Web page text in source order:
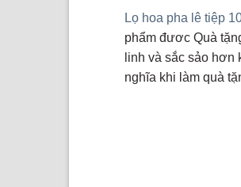
Lọ hoa pha lê tiệp
phẩm đươc Quà
linh và sắc sảo
nghĩa khi làm quà